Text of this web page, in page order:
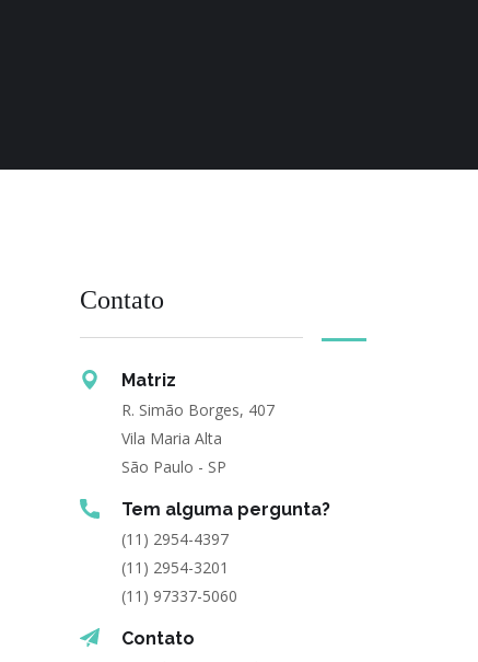
Contato
Matriz
R. Simão Borges, 407
Vila Maria Alta
São Paulo - SP
Tem alguma pergunta?
(11) 2954-4397
(11) 2954-3201
(11) 97337-5060
Contato